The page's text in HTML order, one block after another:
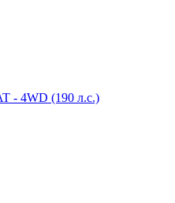
- 4WD (190 л.с.)